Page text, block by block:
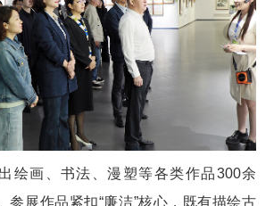
绘画、书法、漫塑等各类作品300余
参展作品紧扣“廉洁”核心，既有描绘古